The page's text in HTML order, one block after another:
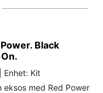
Black
Enhet: Kit
eksos med Red Power